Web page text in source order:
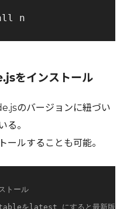
をインストール
のバージョンに紐づい
る。
ールすることも可能。
トール
をlatest にすると最新版